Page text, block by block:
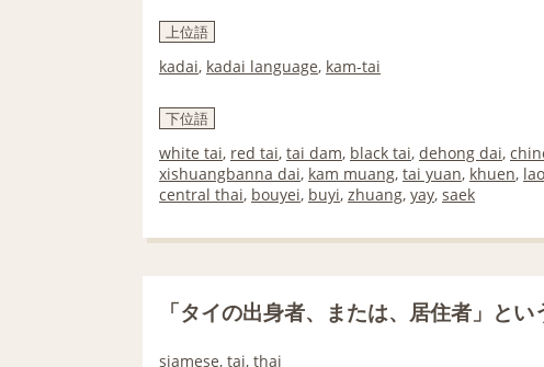
上位語
kadai, kadai language, kam-tai
下位語
white tai, red tai, tai dam, black tai, dehong dai,
xishuangbanna dai, kam muang, tai yuan, khuen, lao
central thai, bouyei, buyi, zhuang, yay, saek
「タイの出身者、または、居住者」と
siamese, tai, thai